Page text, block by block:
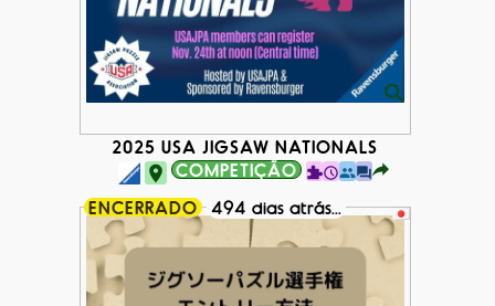
2025 USA JIGSAW NATIONALS
COMPETIÇÃO
ENCERRADO
494 dias atrás...